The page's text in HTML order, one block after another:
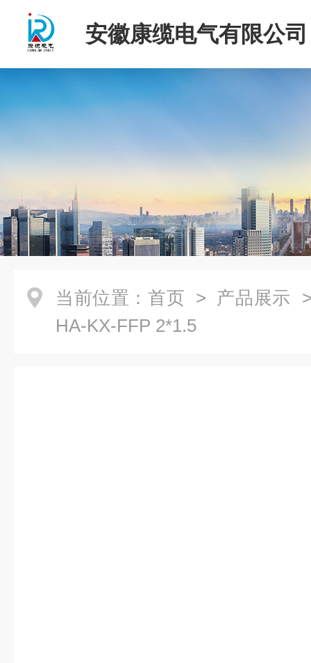
安徽康缆电气有限公司
当前位置： 首页 > 产品展示
HA-KX-FFP 2*1.5